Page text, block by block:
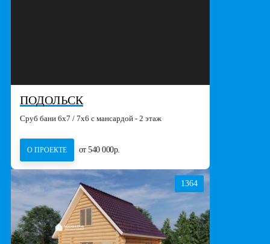
ПОДОЛЬСК
Сруб бани 6х7 / 7х6 с мансардой - 2 этаж
О ПРОЕКТЕ от 540 000р.
1364